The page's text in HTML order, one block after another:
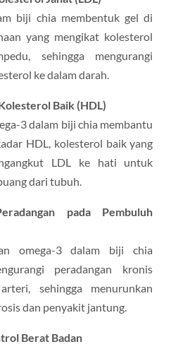
biji chia membentuk gel di
yang mengikat kolesterol
sehingga mengurangi
ke dalam darah.
Baik (HDL)
3 dalam biji chia membantu
HDL, kolesterol baik yang
LDL ke hati untuk
dari tubuh.
pada Pembuluh
omega-3 dalam biji chia
peradangan kronis
sehingga menurunkan
dan penyakit jantung.
Berat Badan